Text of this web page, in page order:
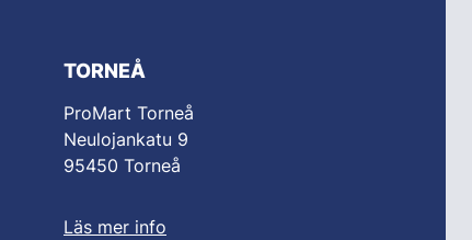
TORNEÅ
ProMart Torneå
Neulojankatu 9
95450 Torneå
Läs mer info